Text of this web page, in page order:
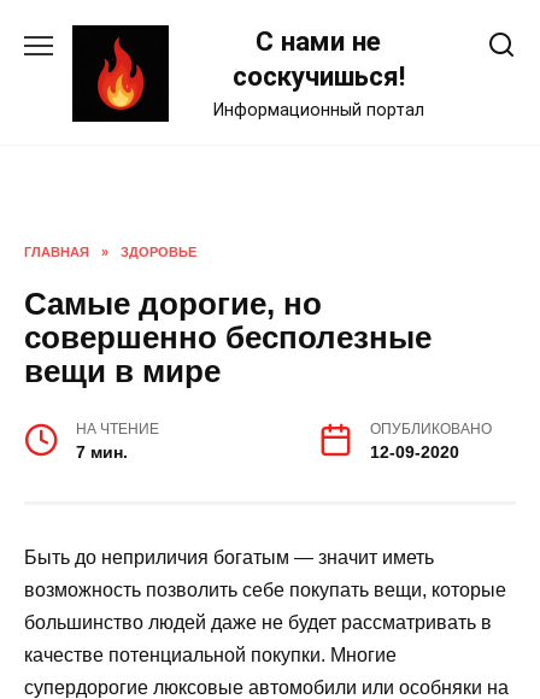
С нами не
соскучишься!
Информационный портал
ГЛАВНАЯ » ЗДОРОВЬЕ
Самые дорогие, но
совершенно бесполезные
вещи в мире
НА ЧТЕНИЕ
7 мин.
ОПУБЛИКОВАНО
12-09-2020
Быть до неприличия богатым — значит иметь
возможность позволить себе покупать вещи, которые
большинство людей даже не будет рассматривать в
качестве потенциальной покупки. Многие
супердорогие люксовые автомобили или особняки на